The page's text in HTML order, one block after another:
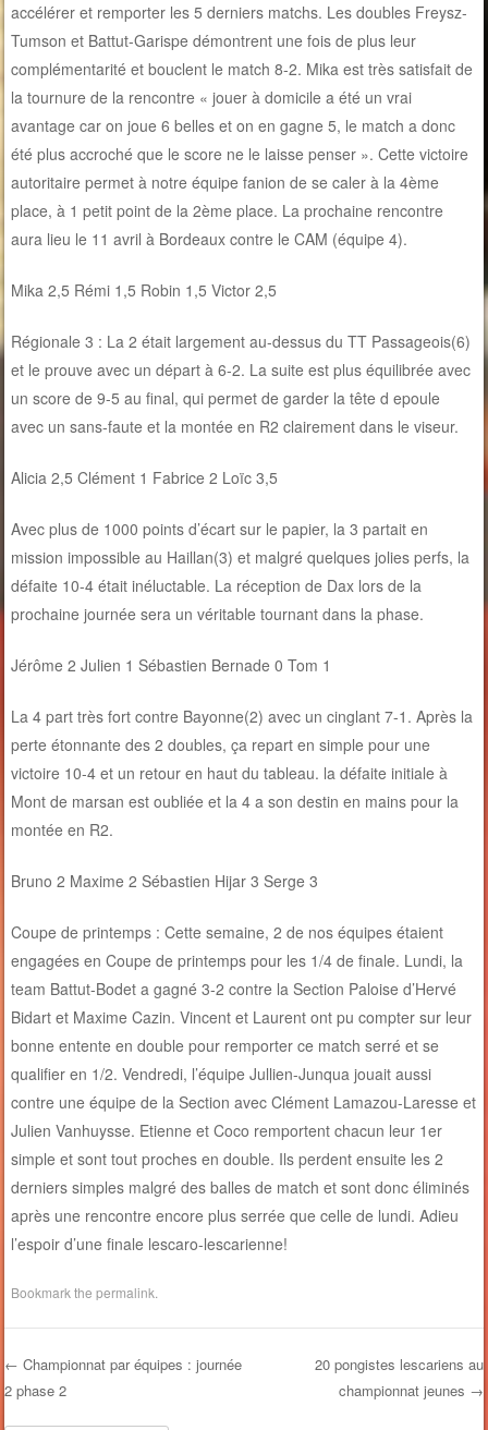
accélérer et remporter les 5 derniers matchs. Les doubles Freysz-
Tumson et Battut-Garispe démontrent une fois de plus leur
complémentarité et bouclent le match 8-2. Mika est très satisfait de
la tournure de la rencontre « jouer à domicile a été un vrai
avantage car on joue 6 belles et on en gagne 5, le match a donc
été plus accroché que le score ne le laisse penser ». Cette victoire
autoritaire permet à notre équipe fanion de se caler à la 4ème
place, à 1 petit point de la 2ème place. La prochaine rencontre
aura lieu le 11 avril à Bordeaux contre le CAM (équipe 4).
Mika 2,5 Rémi 1,5 Robin 1,5 Victor 2,5
Régionale 3 : La 2 était largement au-dessus du TT Passageois(6)
et le prouve avec un départ à 6-2. La suite est plus équilibrée avec
un score de 9-5 au final, qui permet de garder la tête d epoule
avec un sans-faute et la montée en R2 clairement dans le viseur.
Alicia 2,5 Clément 1 Fabrice 2 Loïc 3,5
Avec plus de 1000 points d’écart sur le papier, la 3 partait en
mission impossible au Haillan(3) et malgré quelques jolies perfs, la
défaite 10-4 était inéluctable. La réception de Dax lors de la
prochaine journée sera un véritable tournant dans la phase.
Jérôme 2 Julien 1 Sébastien Bernade 0 Tom 1
La 4 part très fort contre Bayonne(2) avec un cinglant 7-1. Après la
perte étonnante des 2 doubles, ça repart en simple pour une
victoire 10-4 et un retour en haut du tableau. la défaite initiale à
Mont de marsan est oubliée et la 4 a son destin en mains pour la
montée en R2.
Bruno 2 Maxime 2 Sébastien Hijar 3 Serge 3
Coupe de printemps : Cette semaine, 2 de nos équipes étaient
engagées en Coupe de printemps pour les 1/4 de finale. Lundi, la
team Battut-Bodet a gagné 3-2 contre la Section Paloise d’Hervé
Bidart et Maxime Cazin. Vincent et Laurent ont pu compter sur leur
bonne entente en double pour remporter ce match serré et se
qualifier en 1/2. Vendredi, l’équipe Jullien-Junqua jouait aussi
contre une équipe de la Section avec Clément Lamazou-Laresse et
Julien Vanhuysse. Etienne et Coco remportent chacun leur 1er
simple et sont tout proches en double. Ils perdent ensuite les 2
derniers simples malgré des balles de match et sont donc éliminés
après une rencontre encore plus serrée que celle de lundi. Adieu
l’espoir d’une finale lescaro-lescarienne!
Bookmark thepermalink
Post navigation
← Championnat par équipes : journée
2 phase 2
20 pongistes lescariens au
championnat jeunes →